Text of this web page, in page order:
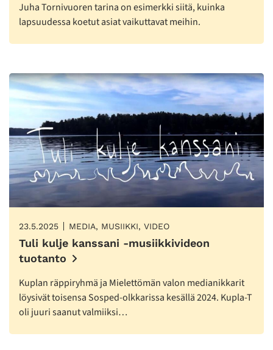
Juha Tornivuoren tarina on esimerkki siitä, kuinka
lapsuudessa koetut asiat vaikuttavat meihin.
23.5.2025 MEDIA, MUSIIKKI, VIDEO
Tuli kulje kanssani -musiikkivideon
tuotanto
Kuplan räppiryhmä ja Mielettömän valon medianikkarit
löysivät toisensa Sosped-olkkarissa kesällä 2024. Kupla-T
oli juuri saanut valmiiksi…